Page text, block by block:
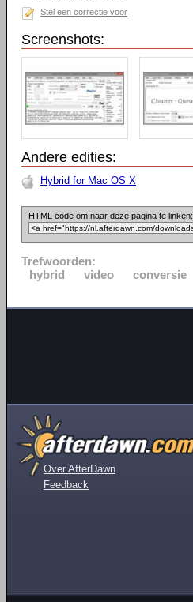
Stel een correctie voor
Screenshots:
Andere edities:
Hybrid for Mac OS X
HTML code om naar deze pagina te linken:
Trefwoorden:
hybrid
video conversie
Over AfterDawn
Feedback